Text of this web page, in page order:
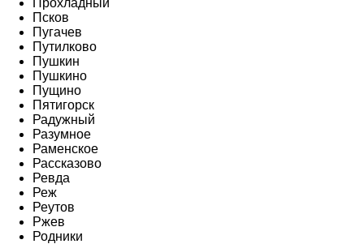
Прохладный
Псков
Пугачев
Путилково
Пушкин
Пушкино
Пущино
Пятигорск
Радужный
Разумное
Раменское
Рассказово
Ревда
Реж
Реутов
Ржев
Родники